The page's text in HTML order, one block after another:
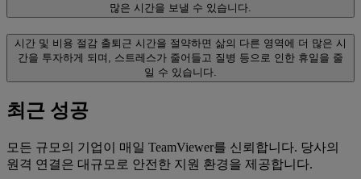
많은 시간을 보낼 수 있습니다.
시간 및 비용 절감 출퇴근 시간을 절약하면 삶의 다른 영역에 더 많은 시
간을 투자하게 되며, 스트레스가 줄어들고 질병 등으로 인한 휴일을 줄
일 수 있습니다.
최근 성공
모든 규모의 기업이 매일 TeamViewer를 신뢰합니다. 당사의
원격 연결은 대규모로 안전한 지원 환경을 제공합니다.